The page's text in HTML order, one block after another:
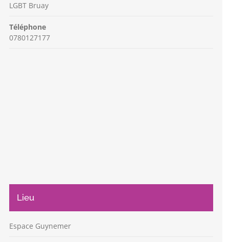
LGBT Bruay
Téléphone
0780127177
Lieu
Espace Guynemer